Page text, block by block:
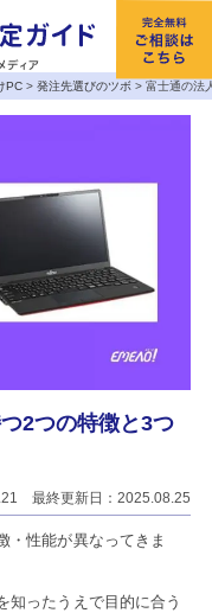
PC>発注先選びのツボ >富士通の法
2つの特徴と3つ
最終更新日：2025.08.25
・性能が異なってきま
知ったうえで目的に合う